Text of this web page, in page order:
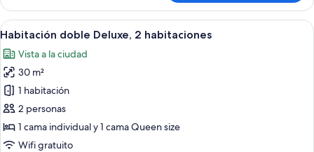
triple
estándar,
3
Ver
todas
las
fotos
de
Habitación
doble
Deluxe,
Habitación de hotel con dos camas,
5
Habitación doble Deluxe, 2 habitaciones
Vista a la ciudad
30 m²
1 habitación
2 personas
1 cama individual y 1 cama Queen size
Wifi gratuito